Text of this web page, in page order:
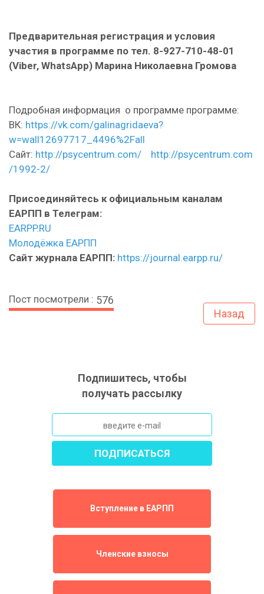
Предварительная регистрация и условия
участия в программе по тел. 8-927-710-48-01
(Viber, WhatsApp) Марина Николаевна Громова
Подробная информация о программе программе:
ВК: https://vk.com/galinagridaeva?
w=wall12697717_4496%2Fall
Сайт: http://psycentrum.com/
http://psycentrum.com
/1992-2/
Присоединяйтесь к официальным каналам
ЕАРПП в Телеграм:
EARPP.RU
Молодёжка ЕАРПП
Сайт журнала ЕАРПП: https://journal.earpp.ru/
Пост посмотрели : 576
Назад
Подпишитесь, чтобы
получать рассылку
Вступление в ЕАРПП
Членские взносы